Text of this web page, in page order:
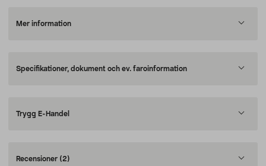
Mer information
Specifikationer, dokument och ev. faroinformation
Trygg E-Handel
Recensioner (2)